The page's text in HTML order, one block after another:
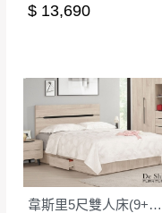
$ 13,690
韋斯里5尺雙人床(9+11)│床架